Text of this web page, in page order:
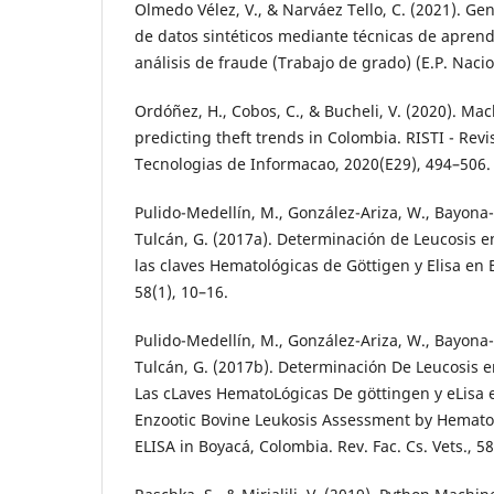
Olmedo Vélez, V., & Narváez Tello, C. (2021).
de datos sintéticos mediante técnicas de
análisis de fraude (Trabajo de grado) (E.P.
Ordóñez, H., Cobos, C., & Bucheli, V. (2020).
predicting theft trends in Colombia. RISTI -
Tecnologias de Informacao, 2020(E29), 494–506.
Pulido-Medellín, M., González-Ariza, W.,
Tulcán, G. (2017a). Determinación de Leucosis
las claves Hematológicas de Göttigen y Elisa en
58(1), 10–16.
Pulido-Medellín, M., González-Ariza, W.,
Tulcán, G. (2017b). Determinación De Leucosis
Las cLaves HematoLógicas De göttingen y eLisa
Enzootic Bovine Leukosis Assessment by
ELISA in Boyacá, Colombia. Rev. Fac. Cs. Vets.,